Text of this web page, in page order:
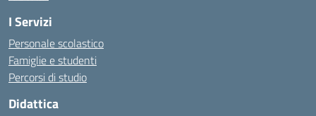
I Servizi
Personale scolastico
Famiglie e studenti
Percorsi di studio
Didattica